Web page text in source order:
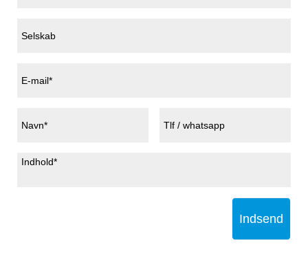
Indsend